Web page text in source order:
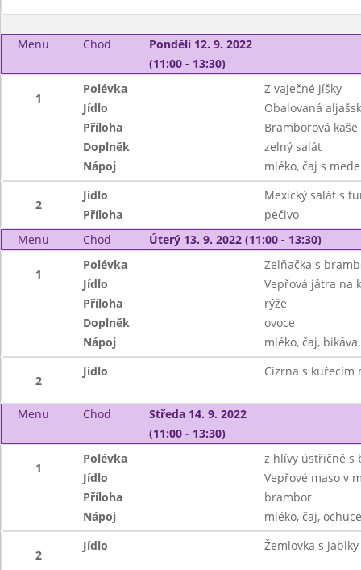
Menu Chod
Pondělí 12. 9. 2022
(11:00 - 13:30)
1
Polévka
Z vaječné jíšky
Jídlo
Obalovaná
Příloha
Bramborová kaše
Doplněk
zelný salát
Nápoj
mléko, čaj s
2
Jídlo
Mexický salát s
Příloha
pečivo
Menu
Chod Úterý 13. 9. 2022 (11:00 - 13:30)
1
Polévka
Zelňačka s
Jídlo
Vepřová játra na
Příloha
rýže
Doplněk
ovoce
Nápoj
mléko, čaj,
2
Jídlo Cizrna s kuřecím
Menu Chod
Středa 14. 9. 2022
(11:00 - 13:30)
1
Polévka
z hlívy ústřičné s
Jídlo
Vepřové maso v
Příloha
brambor
Nápoj
mléko, čaj,
2
Jídlo Žemlovka s